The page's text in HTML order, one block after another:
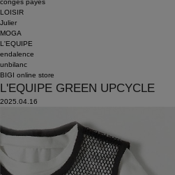
congés payés
LOISIR
Julier
MOGA
L'EQUIPE
endalence
unbilanc
BIGI online store
L'EQUIPE GREEN UPCYCLE
2025.04.16